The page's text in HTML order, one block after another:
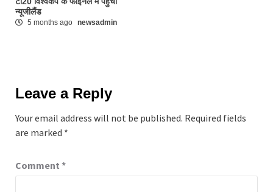
न्यूजीलैंड
5 months ago newsadmin
Leave a Reply
Your email address will not be published. Required fields
are marked *
Comment *